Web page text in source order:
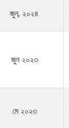
জুন, ২০২৪
জুন ২০২৩
মে ২০২৩